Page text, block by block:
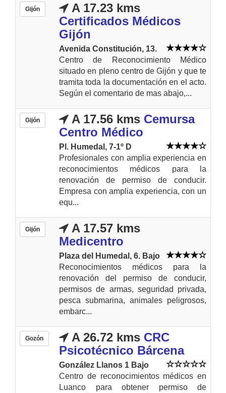
Gijón
A 17.23 kms
Certificados Médicos
Gijón
Avenida Constitución, 13.
Centro de Reconocimiento Médico
situado en pleno centro de Gijón y que te
tramita toda la documentación en el acto.
Según el comentario de mas abajo,...
Gijón A 17.56 kms Cemursa
Centro Médico
Pl. Humedal, 7-1º D
Profesionales con amplia experiencia en
reconocimientos médicos para la
renovación de permiso de conducir.
Empresa con amplia experiencia, con un
equ...
Gijón
A 17.57 kms
Medicentro
Plaza del Humedal, 6. Bajo
Reconocimientos médicos para la
renovación del permiso de conducir,
permisos de armas, seguridad privada,
pesca submarina, animales peligrosos,
embarc...
Gozón A 26.72 kms CRC
Psicotécnico Bárcena
González Llanos 1 Bajo
Centro de reconocimientos médicos en
Luanco para obtener permiso de